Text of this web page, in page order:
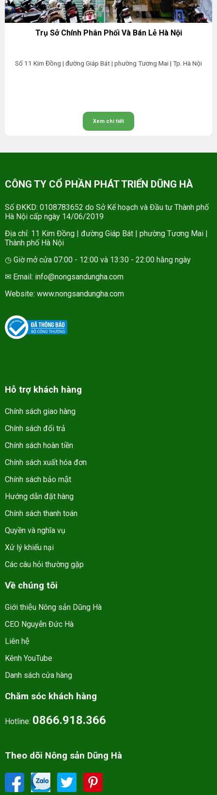
Trụ Sở Chính Phân Phối Và Bán Lẻ Hà Nội
Số 11 Kim Đồng | đường Giáp Bát | phường Tương Mai | Tp. Hà Nội
Xem chi tiết
CÔNG TY CỔ PHẦN PHÁT TRIỂN DŨNG HÀ
Số ĐKKD: 0108783652 do Sở Kế hoạch và Đầu tư Thành phố
Hà Nội cấp ngày 14/06/2019
Địa chỉ: 11 Kim Đồng | đường Giáp Bát | phường Tương Mai |
Thành phố Hà Nội
◷ Giờ mở cửa 07:00 - 12:00 và 13:30 - 22:00 hằng ngày
✉ Email: info@nongsandungha.com
Website: www.nongsandungha.com
Hỗ trợ khách hàng
Chính sách giao hàng
Chính sách đổi trả
Chính sách hoàn tiền
Chính sách xuất hóa đơn
Chính sách bảo mật
Hướng dẫn đặt hàng
Chính sách thanh toán
Quyền và nghĩa vụ
Xử lý khiếu nại
Các câu hỏi thường gặp
Về chúng tôi
Giới thiệu Nông sản Dũng Hà
CEO Nguyễn Đức Hà
Liên hệ
Kênh YouTube
Danh sách cửa hàng
Chăm sóc khách hàng
Hotline: 0866.918.366
Theo dõi Nông sản Dũng Hà